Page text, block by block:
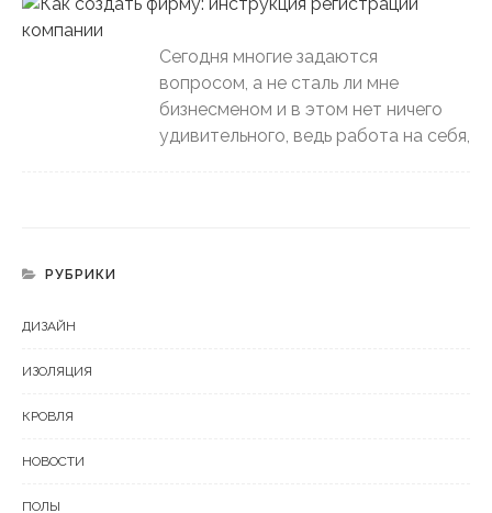
Сегодня многие задаются
вопросом, а не сталь ли мне
бизнесменом и в этом нет ничего
удивительного, ведь работа на себя,
РУБРИКИ
ДИЗАЙН
ИЗОЛЯЦИЯ
КРОВЛЯ
НОВОСТИ
ПОЛЫ